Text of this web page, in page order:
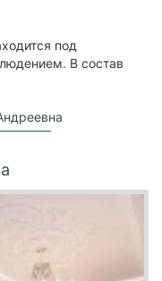
под
В состав